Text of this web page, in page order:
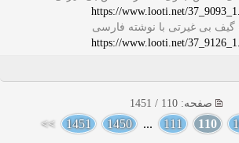
https://www.looti.net/
گیف بی غیرتی با نوشته فارسی
https://www.looti.net/
صفحه: 110 / 1451
110
111
...
1450
1451
>>